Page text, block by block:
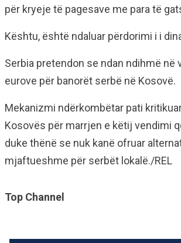
për kryeje të pagesave me para të
Kështu, është ndaluar përdorimi i i
Serbia pretendon se ndan ndihmë në
eurove për banorët serbë në Kosovë.
Mekanizmi ndërkombëtar pati
Kosovës për marrjen e këtij vendimi
duke thënë se nuk kanë ofruar
mjaftueshme për serbët lokalë./REL
Top Channel